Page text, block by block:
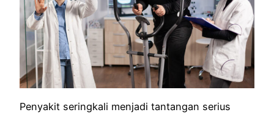
Penyakit seringkali menjadi tantangan serius